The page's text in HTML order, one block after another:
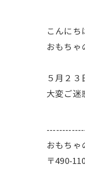
こんにち
おもちゃ
５月２３
大変ご迷
おもちゃ
〒490-